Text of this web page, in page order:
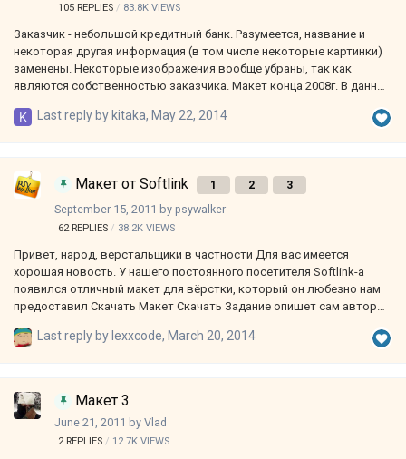
105 REPLIES 83.8K VIEWS
Заказчик - небольшой кредитный банк. Разумеется, название и
некоторая другая информация (в том числе некоторые картинки)
заменены. Некоторые изображения вообще убраны, так как
являются собственностью заказчика. Макет конца 2008г. В данный
что некоторым будет интересно над этим макетом поработать.
предъявил заказчик). 1. Резиновый дизайн под мин. разрешение
1024х768 и до бесконечности. 2. Использование таблиц, блоков - на
усмотрение верстальщика (продвижение будет покупаться) -
главное 100% аутентичность…
Last reply by kitaka, May 22, 2014
Макет от Softlink 1 2 3
September 15, 2011 by psywalker
62 REPLIES 38.2K VIEWS
Привет, народ, верстальщики в частности Для вас имеется
хорошая новость. У нашего постоянного посетителя Softlink-а
появился отличный макет для вёрстки, который он любезно нам
предоставил Скачать Макет Скачать Задание опишет сам автор
Last reply bylexxcode, March 20, 2014
Макет 3
June 21, 2011 by Vlad
2 REPLIES 12.7K VIEWS